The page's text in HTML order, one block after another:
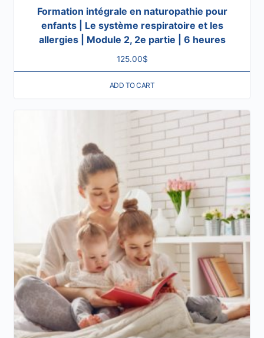
Formation intégrale en naturopathie pour
enfants | Le système respiratoire et les
allergies | Module 2, 2e partie | 6 heures
125.00$
ADD TO CART